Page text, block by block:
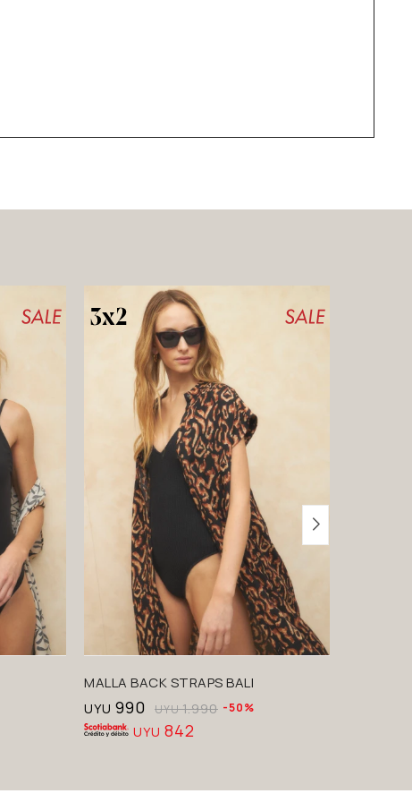
MALLA BACK STRAPS BALI
UYU 990 UYU 1.990 50
UYU 842